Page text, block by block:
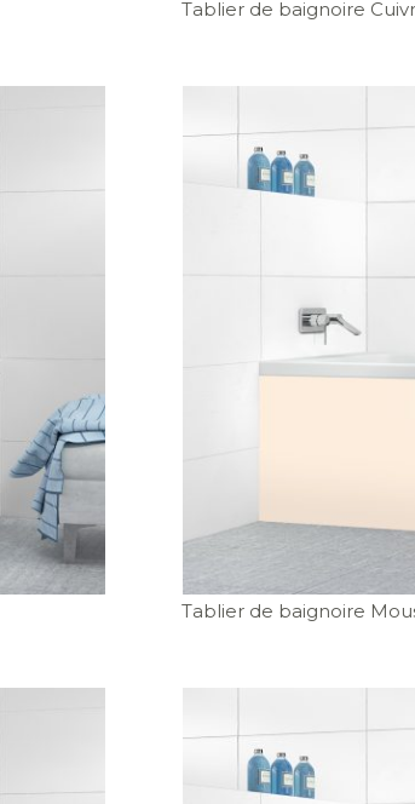
Tablier de baignoire
Tablier de baignoire